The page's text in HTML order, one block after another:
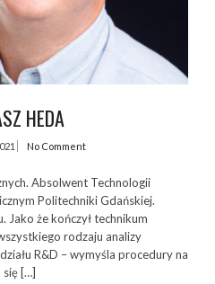
HEDA
No Comment
Absolwent Technologii
Politechniki Gdańskiej.
Jako że kończył technikum
rodzaju analizy
R&D – wymyśla procedury na
się […]